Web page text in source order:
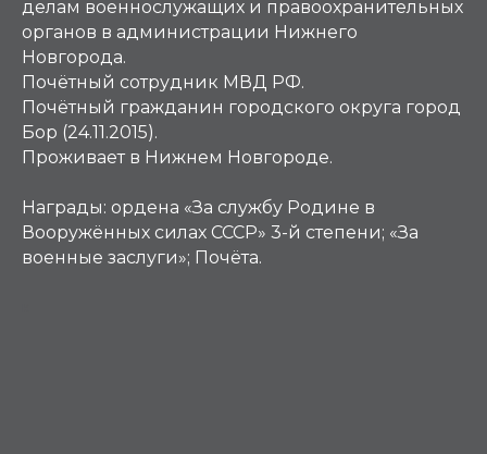
делам военнослужащих и правоохранительных
органов в администрации Нижнего
Новгорода.
Почётный сотрудник МВД РФ.
Почётный гражданин городского округа город
Бор (24.11.2015).
Проживает в Нижнем Новгороде.
Награды: ордена «За службу Родине в
Вооружённых силах СССР» 3-й степени; «За
военные заслуги»; Почёта.